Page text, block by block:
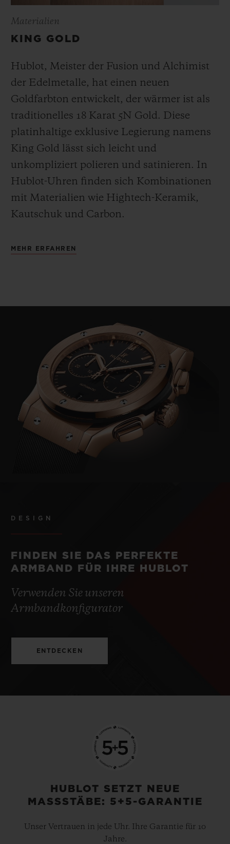
Materialien
KING GOLD
Hublot, Meister der Fusion und Alchimist
der Edelmetalle, hat einen neuen
Goldfarbton entwickelt, der wärmer ist als
traditionelles 18 Karat 5N Gold. Diese
platinhaltige exklusive Legierung namens
King Gold lässt sich leicht und
unkompliziert polieren und satinieren. In
Hublot-Uhren finden sich Kombinationen
mit Materialien wie Hightech-Keramik,
Kautschuk und Carbon.
MEHR ERFAHREN
DESIGN
FINDEN SIE DAS PERFEKTE
ARMBAND FÜR IHRE HUBLOT
Verwenden Sie unseren
Armbandkonfigurator
ENTDECKEN
HUBLOT SETZT NEUE
MASSSTÄBE: 5+5-GARANTIE
Unser Vertrauen in jede Uhr. Ihre Garantie für 10
Jahre.